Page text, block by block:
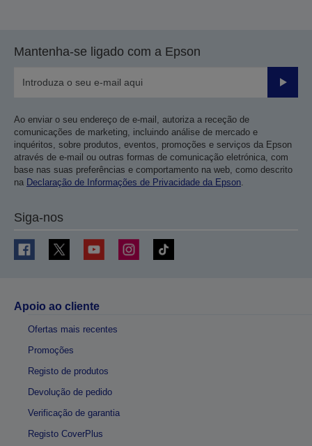
Mantenha-se ligado com a Epson
Enviar
Ao enviar o seu endereço de e-mail, autoriza a receção de
comunicações de marketing, incluindo análise de mercado e
inquéritos, sobre produtos, eventos, promoções e serviços da Epson
através de e-mail ou outras formas de comunicação eletrónica, com
base nas suas preferências e comportamento na web, como descrito
na Declaração de Informações de Privacidade da Epson.
Siga-nos
Apoio ao cliente
Ofertas mais recentes
Promoções
Registo de produtos
Devolução de pedido
Verificação de garantia
Registo CoverPlus